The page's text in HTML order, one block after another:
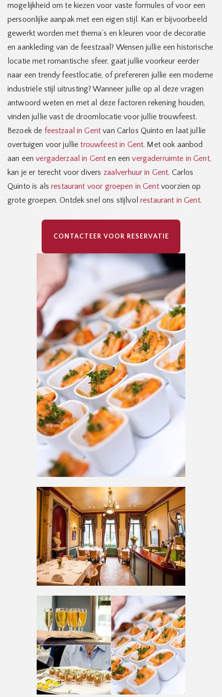
mogelijkheid om te kiezen voor vaste formules of voor een
persoonlijke aanpak met een eigen stijl. Kan er bijvoorbeeld
gewerkt worden met thema’s en kleuren voor de decoratie
en aankleding van de feestzaal? Wensen jullie een historische
locatie met romantische sfeer, gaat jullie voorkeur eerder
naar een trendy feestlocatie, of prefereren jullie een moderne
industriële stijl uitrusting? Wanneer jullie op al deze vragen
antwoord weten en met al deze factoren rekening houden,
vinden jullie vast de droomlocatie voor jullie trouwfeest.
Bezoek de feestzaal in Gent van Carlos Quinto en laat jullie
overtuigen voor jullietrouwfeest in Gent. Met ook aanbod
aan eenvergaderzaal in Gent en eenvergaderruimte in Gent,
kan je er terecht voor divers zaalverhuur in Gent. Carlos
Quinto is alsrestaurant voor groepen in Gentvoorzien op
grote groepen. Ontdek snel ons stijlvol restaurant in Gent.
CONTACTEER VOOR RESERVATIE